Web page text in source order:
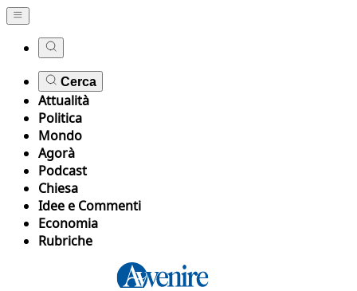
Cerca
Attualità
Politica
Mondo
Agorà
Podcast
Chiesa
Idee e Commenti
Economia
Rubriche